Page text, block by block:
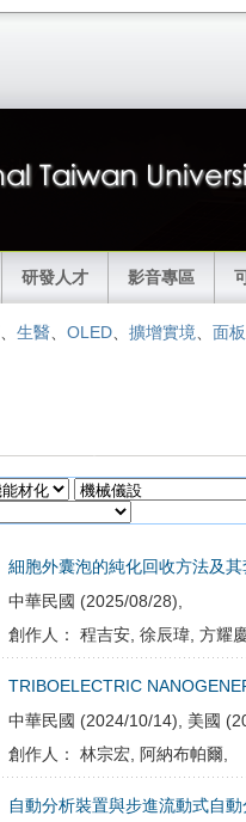
研發人才 影音專區
、 生醫、 OLED、 擴增實境、 面板
細胞外囊泡的純化回收方法及其
中華民國 (2025/08/28),
創作人： 程吉安, 徐辰瑋, 方耀
TRIBOELECTRIC
中華民國 (2024/10/14), 美國
創作人： 林宗宏, 阿納布帕爾,
自動分析裝置與步進流動式自